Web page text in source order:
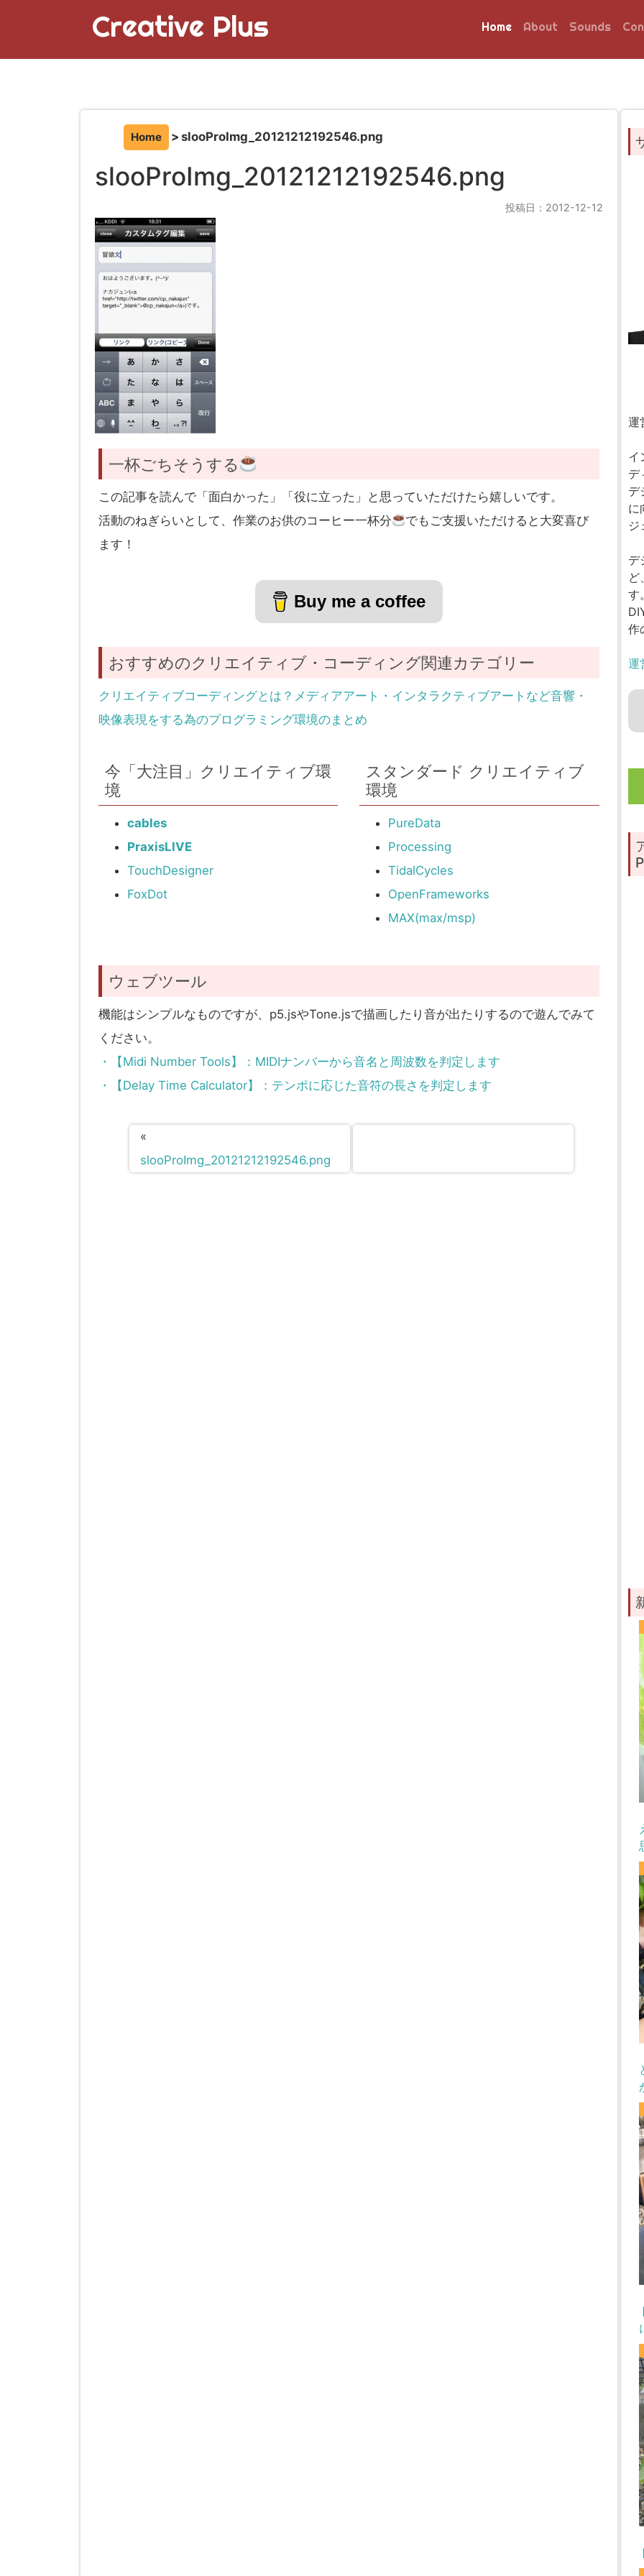
Creative Plus Home About Sounds
Home slooProImg_20121212192546.png
slooProImg_20121212192546.png
投稿日：2012-12-12
一杯ごちそうする
この記事を読んで「面白かった」「役に立った」と思っていただけたら嬉しいです。
活動のねぎらいとして、作業のお供のコーヒー一杯分
でもご支援いただけると大変喜び
ます！
Buy me a coffee
おすすめのクリエイティブ・コーディング関連カテゴリー
クリエイティブコーディングとは？メディアアート・インタラクティブアートなど音響・
映像表現をする為のプログラミング環境のまとめ
今「大注目」クリエイティブ環
境
cables
PraxisLIVE
TouchDesigner
FoxDot
スタンダード クリエイティブ
環境
PureData
Processing
TidalCycles
OpenFrameworks
MAX(max/msp)
ウェブツール
機能はシンプルなものですが、p5.jsやTone.jsで描画したり音が出たりするので遊んでみて
ください。
・【Midi Number Tools】：MIDIナンバーから音名と周波数を判定します
・【Delay Time Calculator】：テンポに応じた音符の長さを判定します
«
slooProImg_20121212192546.png
運
イ
デ
デ
に
ジ
デ
ど
す
作
運